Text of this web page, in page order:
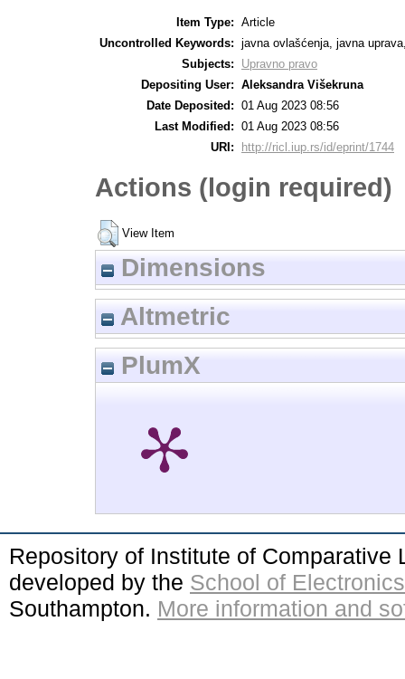
Item Type: Article
Uncontrolled Keywords: javna ovlašćenja, javna
Subjects:
Upravno pravo
Depositing User: Aleksandra Višekruna
Date Deposited: 01 Aug 2023 08:56
Last Modified: 01 Aug 2023 08:56
URI:
http://ricl.iup.rs/id/eprint/1744
Actions (login required)
View Item
Dimensions
Altmetric
PlumX
Repository of Institute of
developed by the School of
Southampton. More information and